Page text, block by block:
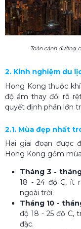
Toàn cảnh đường
2. Kinh nghiệm du
Hong Kong thuộc
độ ẩm thay đổi rõ
quyết định phần lớn
2.1. Mùa đẹp nhất
Hai giai đoạn được
Hong Kong gồm
Tháng 3 -
18 - 24 độ C, ít
ngoài trời.
Tháng 10 -
độ 18 - 25 độ C,
đặc.